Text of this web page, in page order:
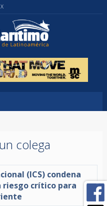
colega
(ICS) condena
riesgo crítico para